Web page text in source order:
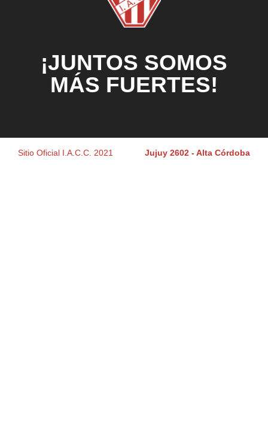
¡JUNTOS SOMOS
MÁS FUERTES!
Sitio Oficial I.A.C.C. 2021 Jujuy 2602 - Alta Córdoba